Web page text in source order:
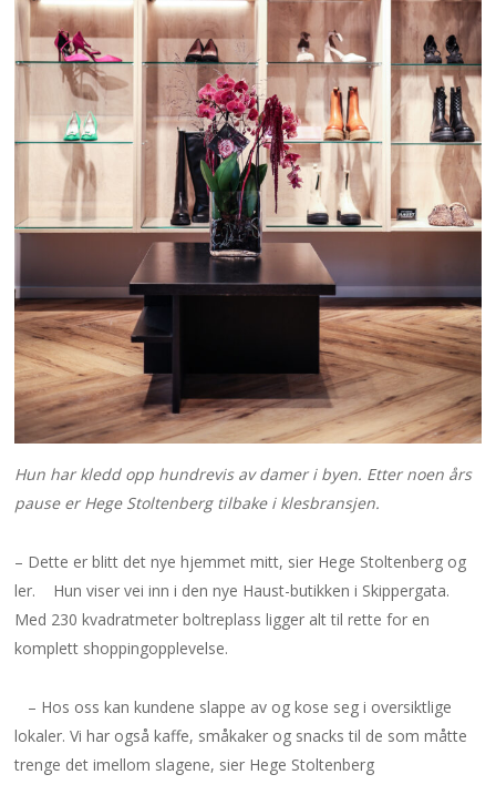
Hun har kledd opp hundrevis av damer i byen. Etter noen års
pause er Hege Stoltenberg tilbake i klesbransjen.
– Dette er blitt det nye hjemmet mitt, sier Hege Stoltenberg og
ler. Hun viser vei inn i den nye Haust-butikken i Skippergata.
Med 230 kvadratmeter boltreplass ligger alt til rette for en
komplett shoppingopplevelse.
– Hos oss kan kundene slappe av og kose seg i oversiktlige
lokaler. Vi har også kaffe, småkaker og snacks til de som måtte
trenge det imellom slagene, sier Hege Stoltenberg